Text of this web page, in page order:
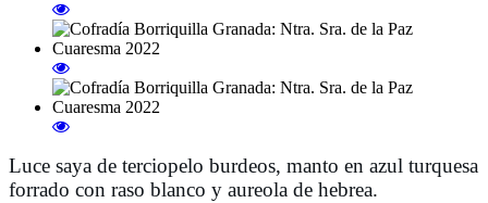
Luce saya de terciopelo burdeos, manto en azul turquesa
forrado con raso blanco y aureola de hebrea.